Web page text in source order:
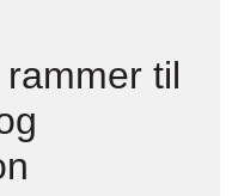
til